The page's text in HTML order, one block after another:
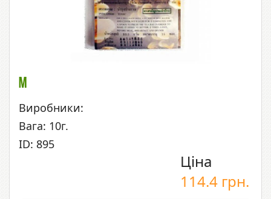
М
Виробники:
Вага: 10г.
ID: 895
Ціна
114.4 грн.